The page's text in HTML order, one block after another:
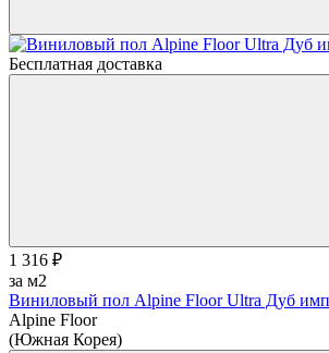
Бесплатная доставка
1 316 ₽
за м2
Виниловый пол Alpine Floor Ultra Дуб
Alpine Floor
(Южная Корея)